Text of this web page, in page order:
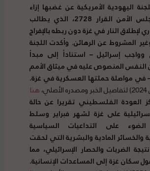
اليهودية الأمريكية عن غضبها إزاء
الأمن القرار 2728، الذي يطالب
لإطلاق النار في غزة دون ربطه بالإفراج
المشروط عن الرهائن. وأكدت اللجنة
إسرائيل– استناداً إلى مبدأ
النفس المنصوص عليه في ميثاق الأمم
في مواصلة حملتها العسكرية في غزة.
هنا
العودة الفلسطيني تقريرا عن حالة
على غزة لشهر فبراير وسلط
الضوء على التداعيات السياسية
والخسائر المادية والبشرية التي لحقت
الضربات والحصار الإسرائيلي، مما
سكان غزة إلى المساعدات الإنسانية.